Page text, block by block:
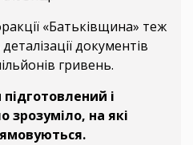
«Батьківщина» теж
документів
гривень.
і
зрозуміло, на які